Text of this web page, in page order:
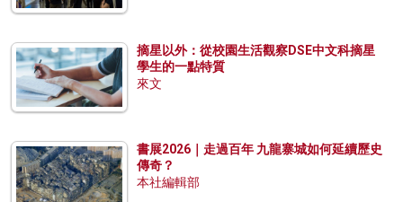
摘星以外：從校園生活觀察DSE中文科摘星
學生的一點特質
來文
書展2026｜走過百年 九龍寨城如何延續歷史
傳奇？
本社編輯部